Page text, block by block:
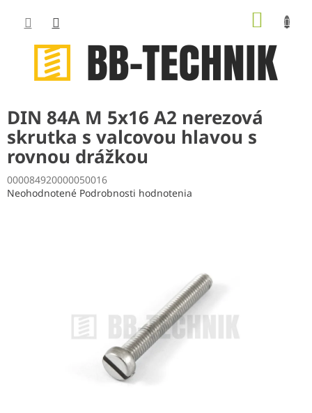
obsah
DIN 84A M 5x16 A2 nerezová
skrutka s valcovou hlavou s
rovnou drážkou
000084920000050016
Priemerné
Neohodnotené Podrobnosti hodnotenia